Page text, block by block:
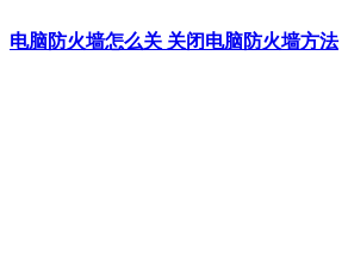
电脑防火墙怎么关 关闭电脑防火墙方法